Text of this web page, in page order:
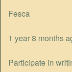
Fesca
1 year 8 months
Participate in